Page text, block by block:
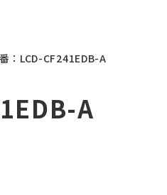
：LCD-CF241EDB-A
A